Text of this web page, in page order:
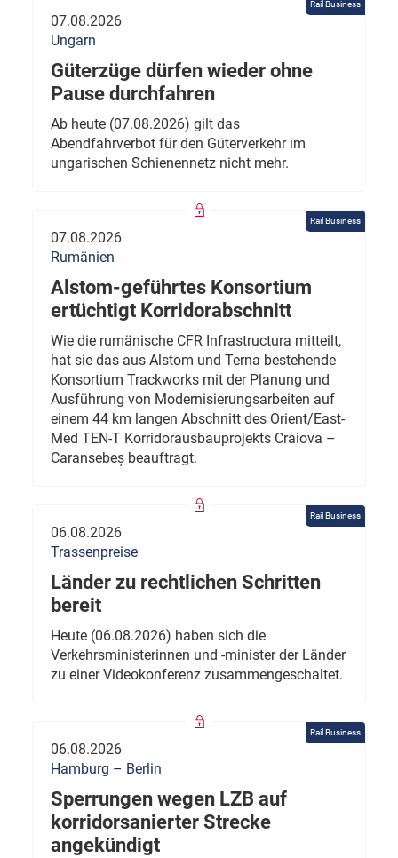
Rail Business
07.08.2026
Ungarn
Güterzüge dürfen wieder ohne
Pause durchfahren
Ab heute (07.08.2026) gilt das
Abendfahrverbot für den Güterverkehr im
ungarischen Schienennetz nicht mehr.
Rail Business
07.08.2026
Rumänien
Alstom-geführtes Konsortium
ertüchtigt Korridorabschnitt
Wie die rumänische CFR Infrastructura mitteilt,
hat sie das aus Alstom und Terna bestehende
Konsortium Trackworks mit der Planung und
Ausführung von Modernisierungsarbeiten auf
einem 44 km langen Abschnitt des Orient/East-
Med TEN-T Korridorausbauprojekts Craiova –
Caransebeș beauftragt.
Rail Business
06.08.2026
Trassenpreise
Länder zu rechtlichen Schritten
bereit
Heute (06.08.2026) haben sich die
Verkehrsministerinnen und -minister der Länder
zu einer Videokonferenz zusammengeschaltet.
Rail Business
06.08.2026
Hamburg – Berlin
Sperrungen wegen LZB auf
korridorsanierter Strecke
angekündigt